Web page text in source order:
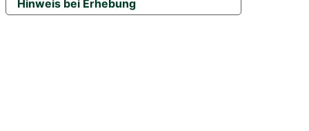
Hinweis bei Erhebung